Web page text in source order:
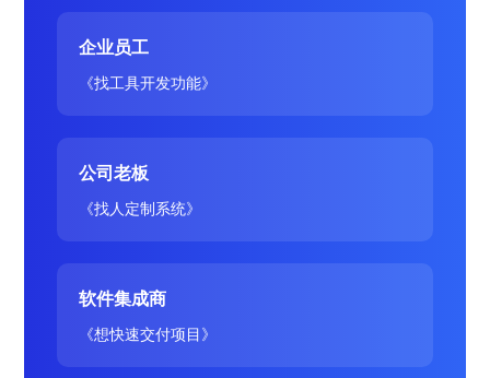
企业员工
《找工具开发功能》
公司老板
《找人定制系统》
软件集成商
《想快速交付项目》